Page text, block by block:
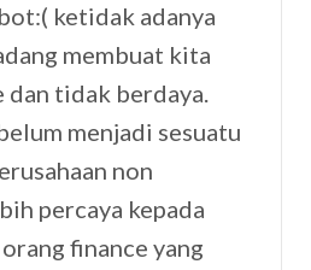
ketidak adanya
membuat kita
dan tidak berdaya.
menjadi sesuatu
non
percaya kepada
finance yang